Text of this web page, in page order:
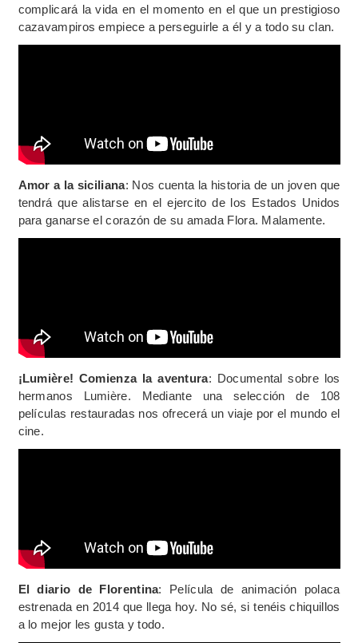
complicará la vida en el momento en el que un prestigioso
cazavampiros empiece a perseguirle a él y a todo su clan.
Amor a la siciliana: Nos cuenta la historia de un joven que
tendrá que alistarse en el ejercito de los Estados Unidos
para ganarse el corazón de su amada Flora. Malamente.
¡Lumière! Comienza la aventura: Documental sobre los
hermanos Lumière. Mediante una selección de 108
películas restauradas nos ofrecerá un viaje por el mundo el
cine.
El diario de Florentina: Película de animación polaca
estrenada en 2014 que llega hoy. No sé, si tenéis chiquillos
a lo mejor les gusta y todo.